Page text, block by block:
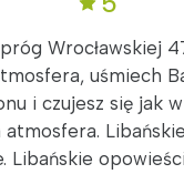
Wrocławskiej
uśmiech
i czujesz się jak
atmosfera.
Libańskie